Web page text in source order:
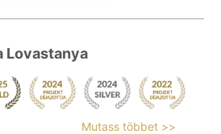
Lovastanya
Mutass többet >>